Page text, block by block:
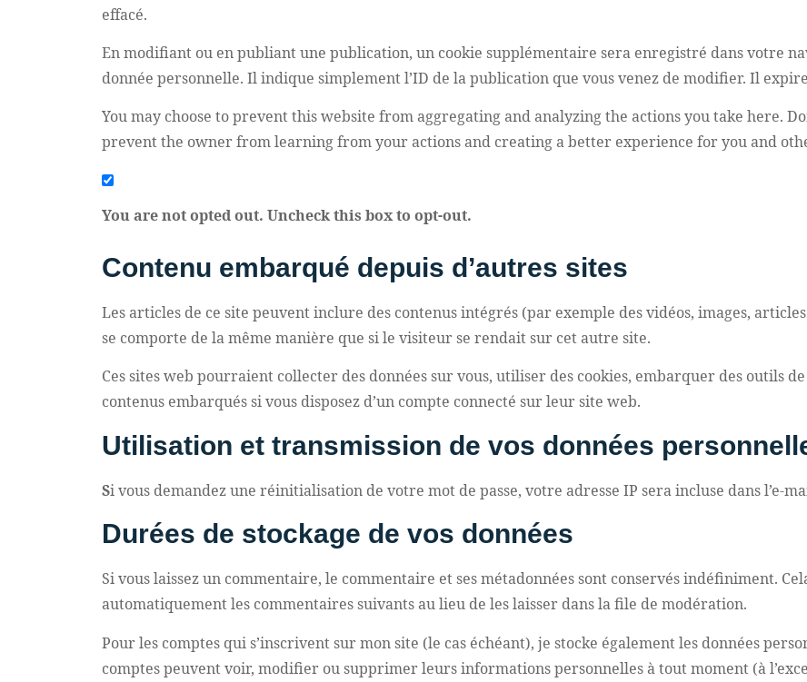
effacé.
En modifiant ou en publiant une publication, un cookie supplémentaire sera enregistré dans votre
donnée personnelle. Il indique simplement l’ID de la publication que vous venez de modifier. Il
You may choose to prevent this website from aggregating and analyzing the actions you take here.
prevent the owner from learning from your actions and creating a better experience for you and
You are not opted out. Uncheck this box to opt-out.
Contenu embarqué depuis d’autres sites
Les articles de ce site peuvent inclure des contenus intégrés (par exemple des vidéos, images,
se comporte de la même manière que si le visiteur se rendait sur cet autre site.
Ces sites web pourraient collecter des données sur vous, utiliser des cookies, embarquer des outils
contenus embarqués si vous disposez d’un compte connecté sur leur site web.
Utilisation et transmission de vos données
Si vous demandez une réinitialisation de votre mot de passe, votre adresse IP sera incluse dans l’e-
Durées de stockage de vos données
Si vous laissez un commentaire, le commentaire et ses métadonnées sont conservés indéfiniment.
automatiquement les commentaires suivants au lieu de les laisser dans la file de modération.
Pour les comptes qui s’inscrivent sur mon site (le cas échéant), je stocke également les données
comptes peuvent voir, modifier ou supprimer leurs informations personnelles à tout moment (à